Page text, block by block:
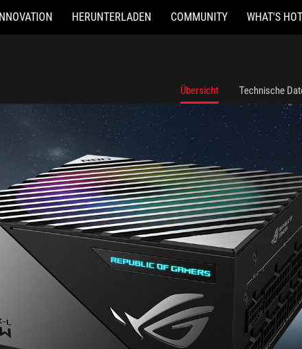
HERUNTERLADEN COMMUNITY WHAT'S HOT
Übersicht Technische